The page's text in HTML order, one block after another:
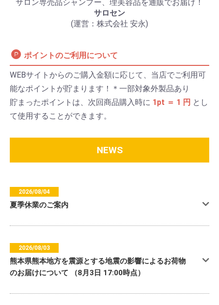
サロン専売品シャンプー、理美容品を通販でお届け！
サロセン
(運営：株式会社 安永)
ポイントのご利用について
WEBサイトからのご購入金額に応じて、当店でご利用可
能なポイントが貯まります！＊一部対象外製品あり
貯まったポイントは、次回商品購入時に 1pt ＝ 1 円 とし
て使用することができます。
NEWS
2026/08/04
夏季休業のご案内
2026/08/03
熊本県熊本地方を震源とする地震の影響によるお荷物
のお届けについて （8月3日 17:00時点）